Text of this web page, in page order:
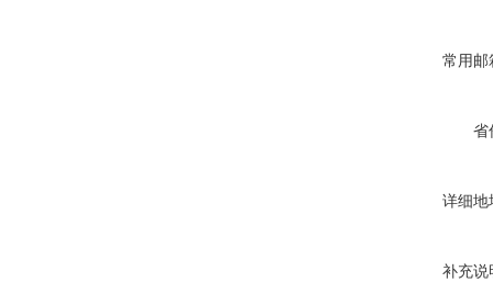
常用邮
省
详细地
补充说